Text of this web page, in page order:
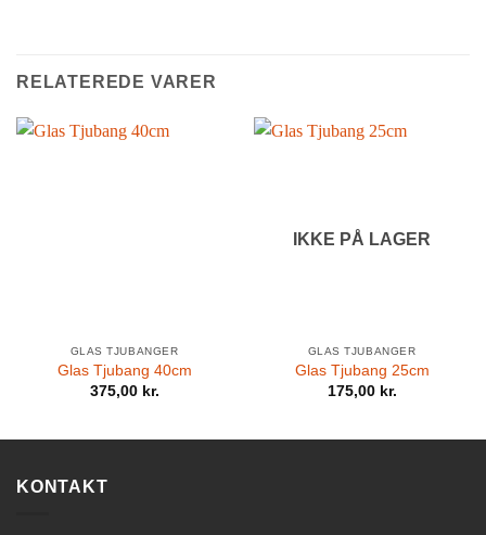
RELATEREDE VARER
GLAS TJUBANGER
Glas Tjubang 40cm
375,00 kr.
IKKE PÅ LAGER
GLAS TJUBANGER
Glas Tjubang 25cm
175,00 kr.
KONTAKT